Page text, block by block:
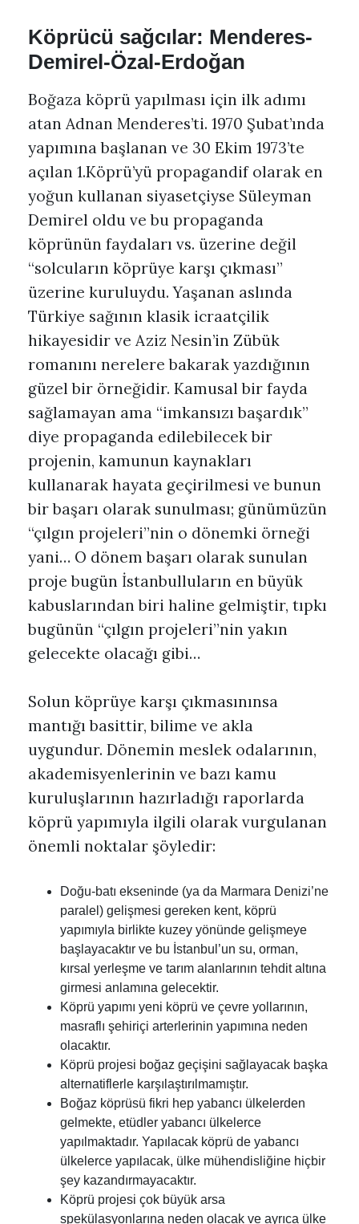
Köprücü sağcılar: Menderes-
Demirel-Özal-Erdoğan
Boğaza köprü yapılması için ilk adımı
atan Adnan Menderes’ti. 1970 Şubat’ında
yapımına başlanan ve 30 Ekim 1973’te
açılan 1.Köprü’yü propagandif olarak en
yoğun kullanan siyasetçiyse Süleyman
Demirel oldu ve bu propaganda
köprünün faydaları vs. üzerine değil
“solcuların köprüye karşı çıkması”
üzerine kuruluydu. Yaşanan aslında
Türkiye sağının klasik icraatçilik
hikayesidir ve Aziz Nesin’in Zübük
romanını nerelere bakarak yazdığının
güzel bir örneğidir. Kamusal bir fayda
sağlamayan ama “imkansızı başardık”
diye propaganda edilebilecek bir
projenin, kamunun kaynakları
kullanarak hayata geçirilmesi ve bunun
bir başarı olarak sunulması; günümüzün
“çılgın projeleri”nin o dönemki örneği
yani… O dönem başarı olarak sunulan
proje bugün İstanbulluların en büyük
kabuslarından biri haline gelmiştir, tıpkı
bugünün “çılgın projeleri”nin yakın
gelecekte olacağı gibi…
Solun köprüye karşı çıkmasınınsa
mantığı basittir, bilime ve akla
uygundur. Dönemin meslek odalarının,
akademisyenlerinin ve bazı kamu
kuruluşlarının hazırladığı raporlarda
köprü yapımıyla ilgili olarak vurgulanan
önemli noktalar şöyledir:
Doğu-batı ekseninde (ya da Marmara Denizi’ne
paralel) gelişmesi gereken kent, köprü
yapımıyla birlikte kuzey yönünde gelişmeye
başlayacaktır ve bu İstanbul’un su, orman,
kırsal yerleşme ve tarım alanlarının tehdit altına
girmesi anlamına gelecektir.
Köprü yapımı yeni köprü ve çevre yollarının,
masraflı şehiriçi arterlerinin yapımına neden
olacaktır.
Köprü projesi boğaz geçişini sağlayacak başka
alternatiflerle karşılaştırılmamıştır.
Boğaz köprüsü fikri hep yabancı ülkelerden
gelmekte, etüdler yabancı ülkelerce
yapılmaktadır. Yapılacak köprü de yabancı
ülkelerce yapılacak, ülke mühendisliğine hiçbir
şey kazandırmayacaktır.
Köprü projesi çok büyük arsa
spekülasyonlarına neden olacak ve ayrıca ülke